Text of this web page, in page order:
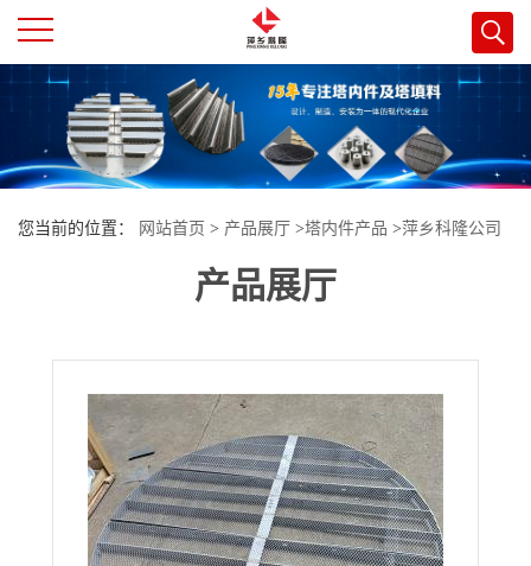
公
司
您当前的位置： 网站首页 > 产品展厅 >塔内件产品 >萍乡科隆公司
塔内件车间生产 填料压栅 如图拼成盘的填料压紧装置
产品展厅